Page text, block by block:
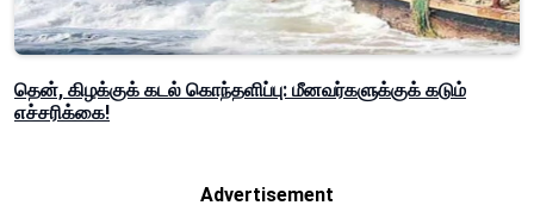
தென், கிழக்குக் கடல் கொந்தளிப்பு: மீனவர்களுக்குக் கடும்
எச்சரிக்கை!
Advertisement